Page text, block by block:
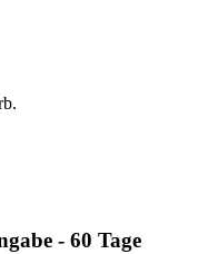
- 60 Tage